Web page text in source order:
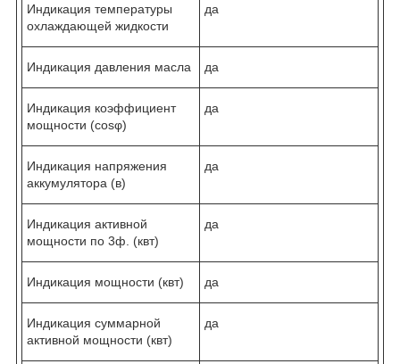
Индикация температуры
охлаждающей жидкости
да
Индикация давления масла да
Индикация коэффициент
мощности (cosφ)
да
Индикация напряжения
аккумулятора (в)
да
Индикация активной
мощности по 3ф. (квт)
да
Индикация мощности (квт) да
Индикация суммарной
активной мощности (квт)
да